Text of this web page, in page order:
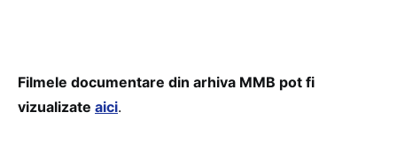
Filmele documentare din arhiva MMB pot fi
vizualizate aici.